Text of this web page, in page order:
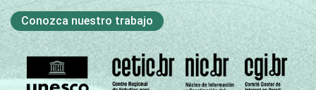
Conozca nuestro trabajo